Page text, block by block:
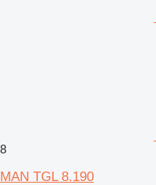
8
MAN TGL 8.190